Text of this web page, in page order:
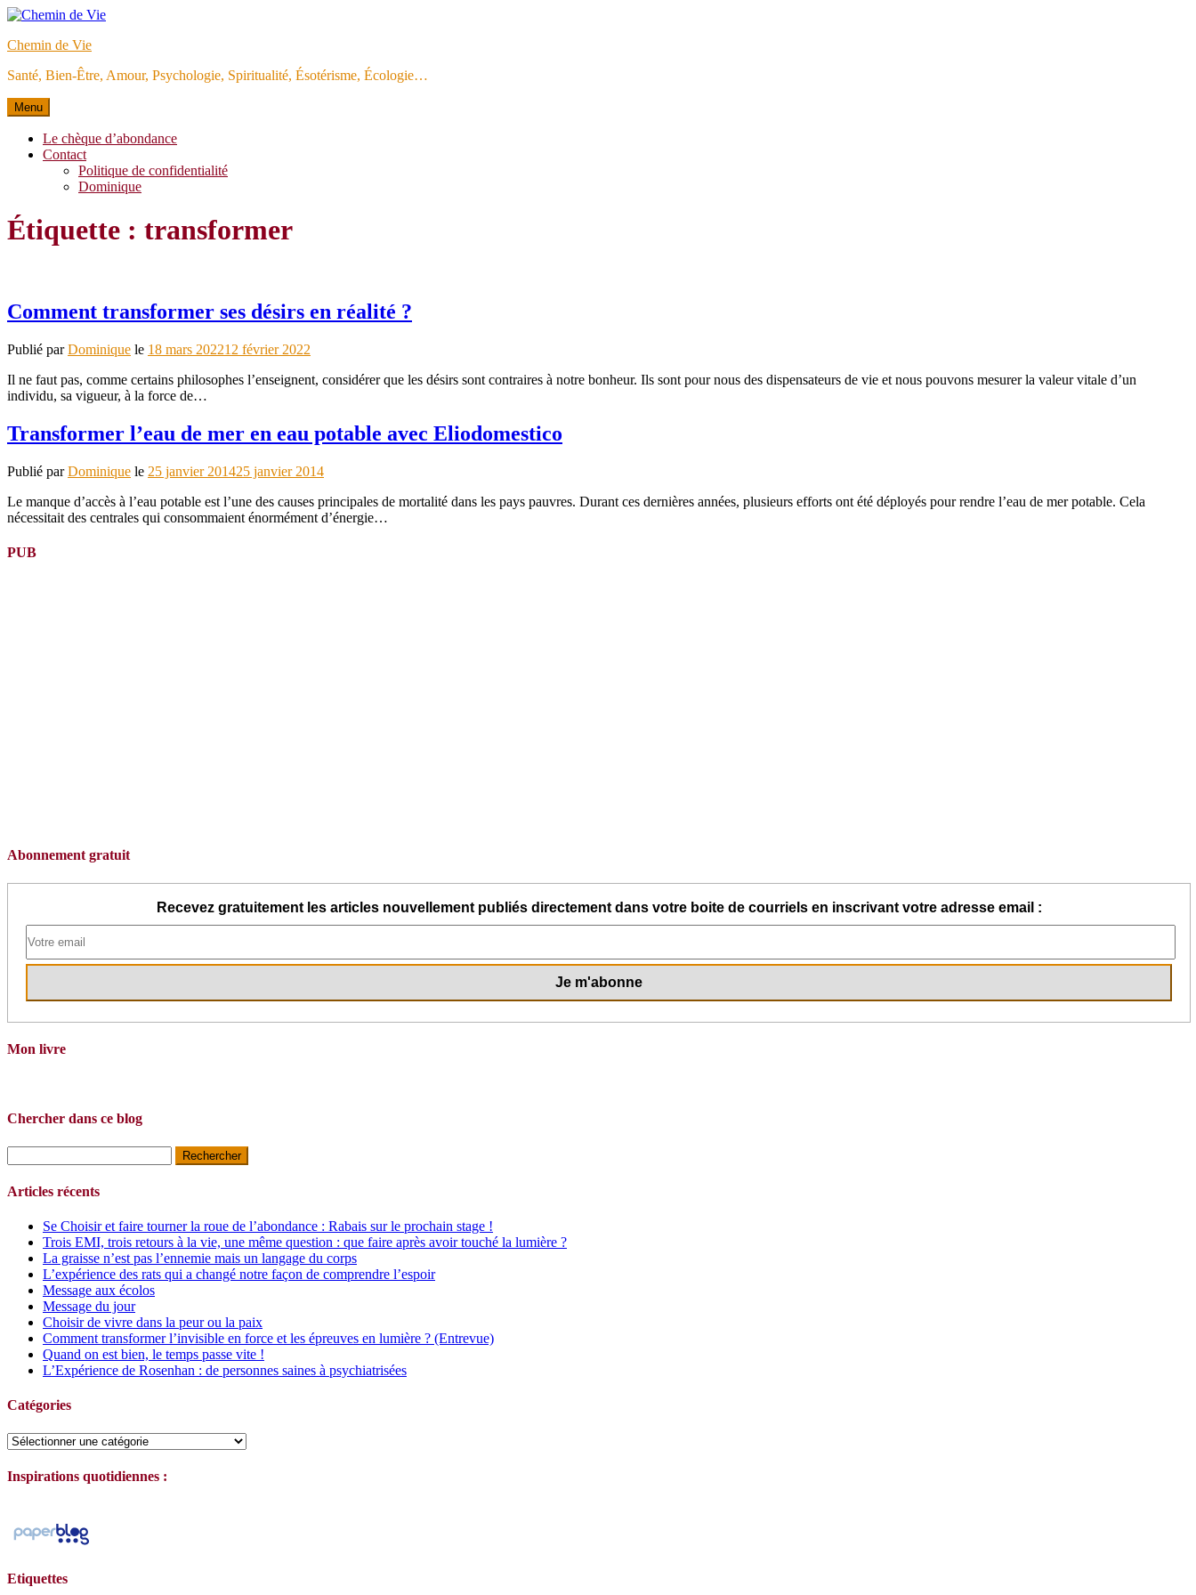
Aller
contenu
Chemin de Vie
Santé, Bien-Être, Amour, Psychologie, Spiritualité, Ésotérisme, Écologie…
Menu
Le chèque d’abondance
Contact
Politique de confidentialité
Dominique
Étiquette : transformer
Comment transformer ses désirs en réalité ?
Publié parDominique le 18 mars 202212 février 2022
Il ne faut pas, comme certains philosophes l’enseignent, considérer que les désirs sont contraires à notre bonheur. Ils sont pour nous des dispensateurs de vie et nous pouvons mesurer la valeur vitale d’un
individu, sa vigueur, à la force de…
Transformer l’eau de mer en eau potable avec Eliodomestico
Publié parDominique le 25 janvier 201425 janvier 2014
Le manque d’accès à l’eau potable est l’une des causes principales de mortalité dans les pays pauvres. Durant ces dernières années, plusieurs efforts ont été déployés pour rendre l’eau de mer potable. Cela
nécessitait des centrales qui consommaient énormément d’énergie…
PUB
Abonnement gratuit
Recevez gratuitement les articles nouvellement publiés directement dans votre boite de courriels en inscrivant votre adresse email :
Mon livre
Chercher dans ce blog
Articles récents
Se Choisir et faire tourner la roue de l’abondance : Rabais sur le prochain stage !
Trois EMI, trois retours à la vie, une même question : que faire après avoir touché la lumière ?
La graisse n’est pas l’ennemie mais un langage du corps
L’expérience des rats qui a changé notre façon de comprendre l’espoir
Message aux écolos
Message du jour
Choisir de vivre dans la peur ou la paix
Comment transformer l’invisible en force et les épreuves en lumière ? (Entrevue)
Quand on est bien, le temps passe vite !
L’Expérience de Rosenhan : de personnes saines à psychiatrisées
Catégories
Catégories
Inspirations quotidiennes :
Etiquettes